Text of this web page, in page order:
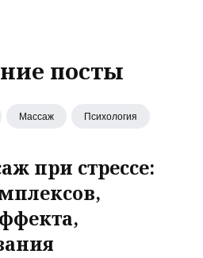
посты
Массаж Психология
при стрессе: